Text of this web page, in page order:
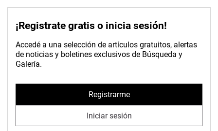
¡Registrate gratis o inicia sesión!
Accedé a una selección de artículos gratuitos, alertas
de noticias y boletines exclusivos de Búsqueda y
Galería.
Registrarme
Iniciar sesión